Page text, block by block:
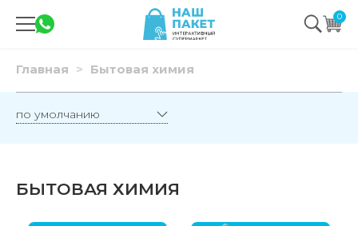
0
Главная Бытовая химия
БЫТОВАЯ ХИМИЯ